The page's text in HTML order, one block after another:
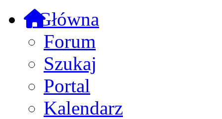
Główna
Forum
Szukaj
Portal
Kalendarz